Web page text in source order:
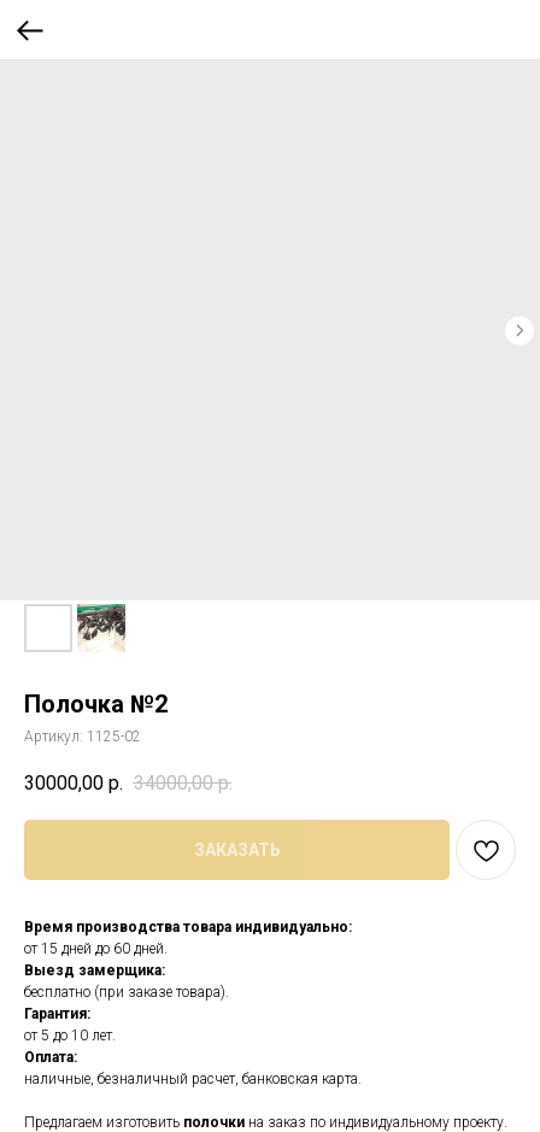
Полочка №2
Артикул: 1125-02
30000,00 р. 34000,00 р.
ЗАКАЗАТЬ
Время производства товара индивидуально:
от 15 дней до 60 дней.
Выезд замерщика:
бесплатно (при заказе товара).
Гарантия:
от 5 до 10 лет.
Оплата:
наличные, безналичный расчет, банковская карта.
Предлагаем изготовить полочки на заказ по индивидуальному проекту.